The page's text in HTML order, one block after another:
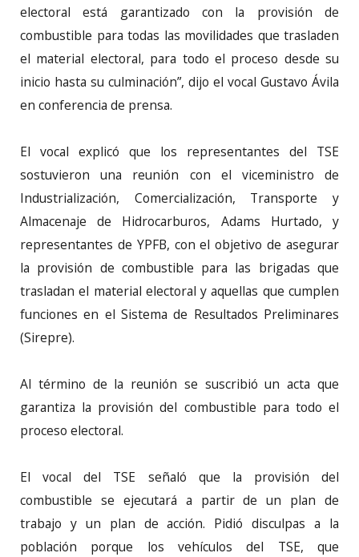
electoral está garantizado con la provisión de
combustible para todas las movilidades que trasladen
el material electoral, para todo el proceso desde su
inicio hasta su culminación”, dijo el vocal Gustavo Ávila
en conferencia de prensa.
El vocal explicó que los representantes del TSE
sostuvieron una reunión con el viceministro de
Industrialización, Comercialización, Transporte y
Almacenaje de Hidrocarburos, Adams Hurtado, y
representantes de YPFB, con el objetivo de asegurar
la provisión de combustible para las brigadas que
trasladan el material electoral y aquellas que cumplen
funciones en el Sistema de Resultados Preliminares
(Sirepre).
Al término de la reunión se suscribió un acta que
garantiza la provisión del combustible para todo el
proceso electoral.
El vocal del TSE señaló que la provisión del
combustible se ejecutará a partir de un plan de
trabajo y un plan de acción. Pidió disculpas a la
población porque los vehículos del TSE, que